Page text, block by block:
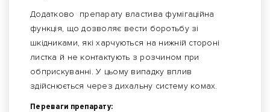
Додатково препарату властива фумігаційна
функція, що дозволяє вести боротьбу зі
шкідниками, які харчуються на нижній стороні
листка й не контактують з розчином при
обприскуванні. У цьому випадку вплив
здійснюється через дихальну систему комах.
Переваги препарату: